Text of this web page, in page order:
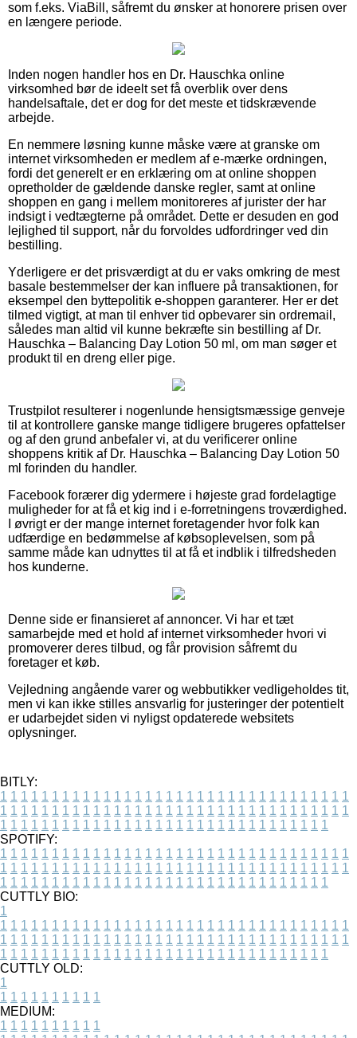
som f.eks. ViaBill, såfremt du ønsker at honorere prisen over
en længere periode.
Inden nogen handler hos en Dr. Hauschka online
virksomhed bør de ideelt set få overblik over dens
handelsaftale, det er dog for det meste et tidskrævende
arbejde.
En nemmere løsning kunne måske være at granske om
internet virksomheden er medlem af e-mærke ordningen,
fordi det generelt er en erklæring om at online shoppen
opretholder de gældende danske regler, samt at online
shoppen en gang i mellem monitoreres af jurister der har
indsigt i vedtægterne på området. Dette er desuden en god
lejlighed til support, når du forvoldes udfordringer ved din
bestilling.
Yderligere er det prisværdigt at du er vaks omkring de mest
basale bestemmelser der kan influere på transaktionen, for
eksempel den byttepolitik e-shoppen garanterer. Her er det
tilmed vigtigt, at man til enhver tid opbevarer sin ordremail,
således man altid vil kunne bekræfte sin bestilling af Dr.
Hauschka – Balancing Day Lotion 50 ml, om man søger et
produkt til en dreng eller pige.
Trustpilot resulterer i nogenlunde hensigtsmæssige genveje
til at kontrollere ganske mange tidligere brugeres opfattelser
og af den grund anbefaler vi, at du verificerer online
shoppens kritik af Dr. Hauschka – Balancing Day Lotion 50
ml forinden du handler.
Facebook forærer dig ydermere i højeste grad fordelagtige
muligheder for at få et kig ind i e-forretningens troværdighed.
I øvrigt er der mange internet foretagender hvor folk kan
udfærdige en bedømmelse af købsoplevelsen, som på
samme måde kan udnyttes til at få et indblik i tilfredsheden
hos kunderne.
Denne side er finansieret af annoncer. Vi har et tæt
samarbejde med et hold af internet virksomheder hvori vi
promoverer deres tilbud, og får provision såfremt du
foretager et køb.
Vejledning angående varer og webbutikker vedligeholdes tit,
men vi kan ikke stilles ansvarlig for justeringer der potentielt
er udarbejdet siden vi nyligst opdaterede websitets
oplysninger.
BITLY:
1 1 1 1 1 1 1 1 1 1 1 1 1 1 1 1 1 1 1 1 1 1 1 1 1 1 1 1 1 1 1 1 1 1
1 1 1 1 1 1 1 1 1 1 1 1 1 1 1 1 1 1 1 1 1 1 1 1 1 1 1 1 1 1 1 1 1 1
1 1 1 1 1 1 1 1 1 1 1 1 1 1 1 1 1 1 1 1 1 1 1 1 1 1 1 1 1 1 1 1
SPOTIFY:
1 1 1 1 1 1 1 1 1 1 1 1 1 1 1 1 1 1 1 1 1 1 1 1 1 1 1 1 1 1 1 1 1 1
1 1 1 1 1 1 1 1 1 1 1 1 1 1 1 1 1 1 1 1 1 1 1 1 1 1 1 1 1 1 1 1 1 1
1 1 1 1 1 1 1 1 1 1 1 1 1 1 1 1 1 1 1 1 1 1 1 1 1 1 1 1 1 1 1 1
CUTTLY BIO:
1
1 1 1 1 1 1 1 1 1 1 1 1 1 1 1 1 1 1 1 1 1 1 1 1 1 1 1 1 1 1 1 1 1 1
1 1 1 1 1 1 1 1 1 1 1 1 1 1 1 1 1 1 1 1 1 1 1 1 1 1 1 1 1 1 1 1 1 1
1 1 1 1 1 1 1 1 1 1 1 1 1 1 1 1 1 1 1 1 1 1 1 1 1 1 1 1 1 1 1 1
CUTTLY OLD:
1
1 1 1 1 1 1 1 1 1 1
MEDIUM:
1 1 1 1 1 1 1 1 1 1